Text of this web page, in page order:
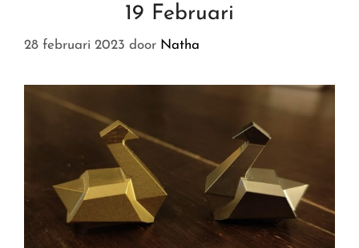
19 Februari
28 februari 2023 door Natha